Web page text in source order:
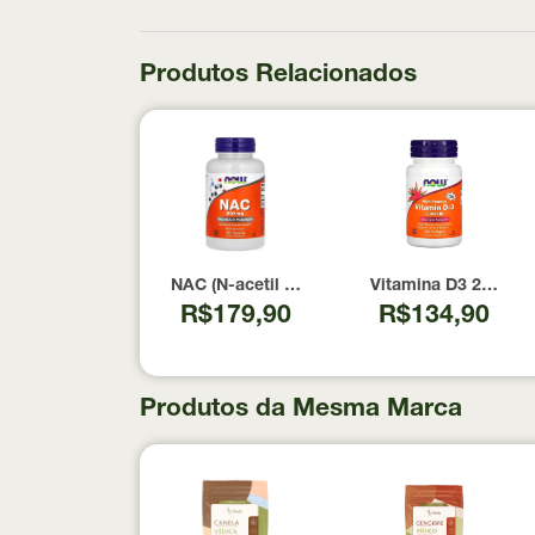
Produtos Relacionados
NAC (N-acetil Cisteína) 600mg NOW Foods
R$179,90
Vitamina D3 2000
R$134,90
Produtos da Mesma Marca